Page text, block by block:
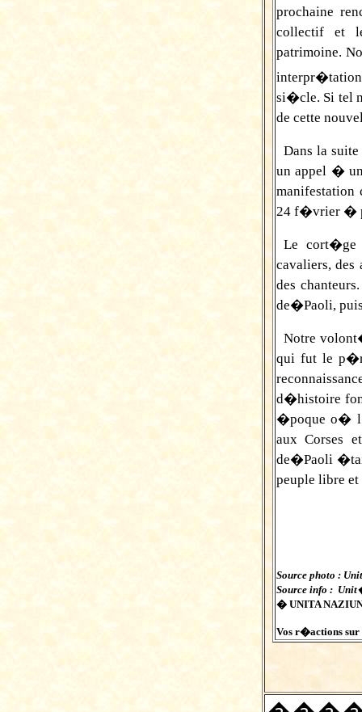
prochaine
collectif et
patrimoine.
si�cle. Si tel
de cette
Dans la
un appel �
manifestation
24 f�vrier �
Le cort�ge
cavaliers, des
des
de�Paoli,
Notre
qui fut le
d�histoire
�poque o�
aux Corses
de�Paoli
peuple libre
Source photo :
Source info :
� UNITA
Vos r�actions